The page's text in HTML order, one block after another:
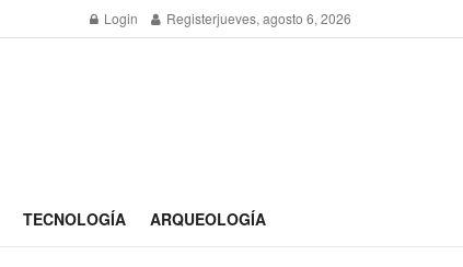
Login Registerjueves, agosto 6, 2026
TECNOLOGÍA ARQUEOLOGÍA